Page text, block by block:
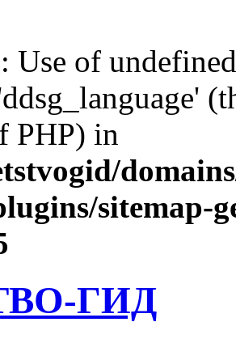
: Use of
PHP) in
sitemap-
ГИД